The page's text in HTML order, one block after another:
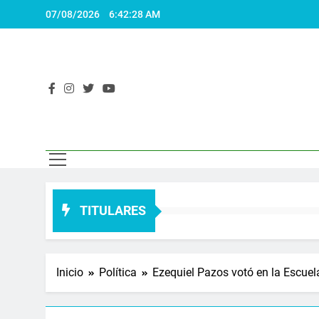
07/08/2026 6:42:29 AM
El
TITULARES
Inicio Política Ezequiel Pazos votó en la